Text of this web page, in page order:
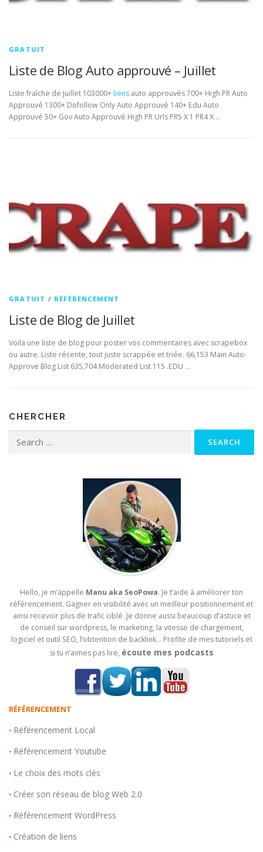
GRATUIT
Liste de Blog Auto approuvé – Juillet
Liste fraîche de Juillet 103000+liens auto approuvés 700+ High PR Auto
Approuvé 1300+ Dofollow Only Auto Approuvé 140+ Edu Auto
Approuvé 50+ Gov Auto Approuvé High PR Urls PR5 X 1 PR4 X …
GRATUIT / RÉFÉRENCEMENT
Liste de Blog de Juillet
Voila une liste de blog pour poster vos commentaires avec scrapebox
ou autre. Liste récente, tout juste scrappée et triée. 66,153 Main Auto-
Approve Blog List 635,704 Moderated List 115 .EDU …
CHERCHER
Hello, je m’appelle Manu aka SeoPowa. Je t’aide à améliorer ton
référencement. Gagner en visibilité avec un meilleur positionnement et
ainsi recevoir plus de trafic ciblé. Je donne aussi beaucoup d’astuce et
de conseil sur wordpress, le marketing, la vitesse de chargement,
logiciel et outil SEO, l’obtention de backlink… Profite de mes tutoriels et
si tu n’aimes pas lire, écoute mes podcasts
RÉFÉRENCEMENT
• Référencement Local
• Référencement Youtube
• Le choix des mots clés
• Créer son réseau de blog Web 2.0
• Référencement WordPress
• Création de liens